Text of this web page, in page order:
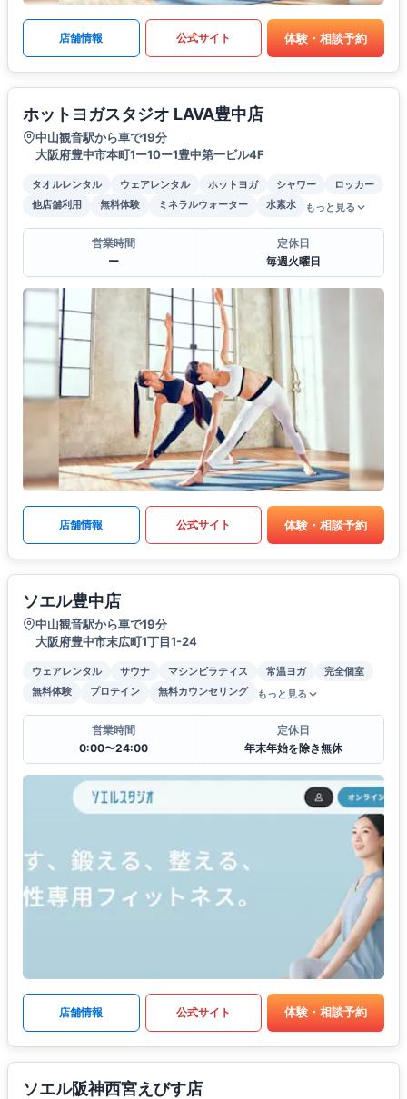
店舗情報 公式サイト 体験・相談予約
ホットヨガスタジオ LAVA豊中店
中山観音駅から車で19分
大阪府豊中市本町1ー10ー1豊中第一ビル4F
タオルレンタル ウェアレンタル ホットヨガ シャワー
ロッカー
他店舗利用
無料体験 ミネラルウォーター 水素水 もっと見る
営業時間
ー
定休日
毎週火曜日
店舗情報 公式サイト 体験・相談予約
ソエル豊中店
中山観音駅から車で19分
大阪府豊中市末広町1丁目1-24
ウェアレンタル サウナ マシンピラティス 常温ヨガ
完全個室
無料体験
プロテイン 無料カウンセリング もっと見る
営業時間
0:00〜24:00
定休日
年末年始を除き無休
店舗情報 公式サイト 体験・相談予約
ソエル阪神西宮えびす店